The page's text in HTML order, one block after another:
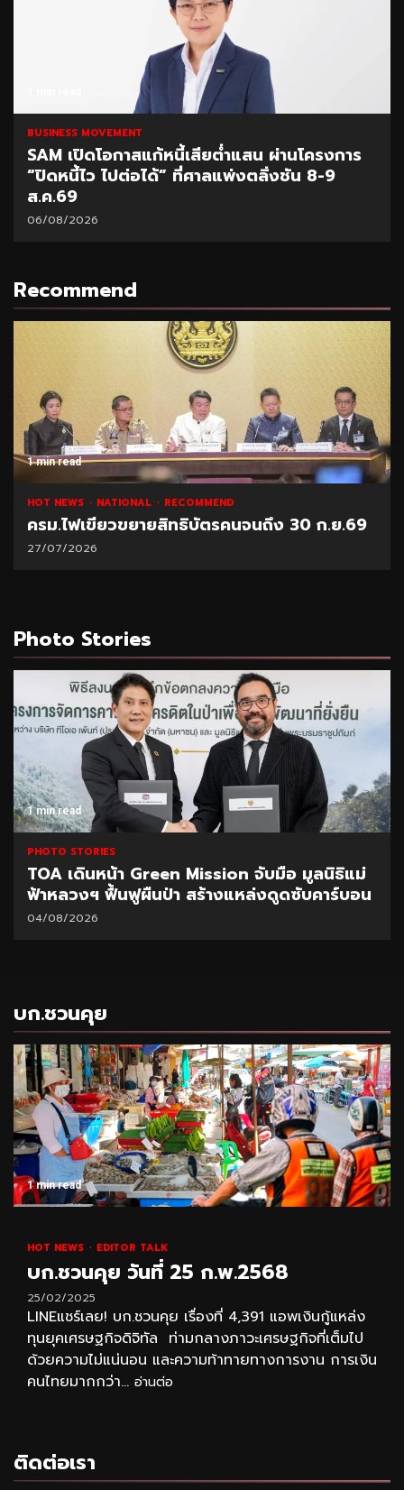
าร
1 min read
BUSINESS MOVEMENT
SCB Academy ร่วมเวทีมนุษย์ต่างวัย
2026 แชร์ผลสำเร็จ Smart Retiree
Recommend
ก.ย.69
1 min read
NATIONAL HOT NEWS
“พาณิชย์” โชว์ยอดส่งออกทุเรียน 1
Photo Stories
Mission จับมือ มูลนิธิแม่
ร้างแหล่งดูดซับคาร์บอน
1 min read
CEO นำทีมผู้บริหาร
มอบนโยบายเร่งบริห
บก.ชวนคุย
1 min read
HOT NEWS EDITOR TALK
บก.ชวนคุย วันที่ 25 ก.พ.2568
25/02/2025
LINEแชร์เลย! บก.ชวนคุย เรื่องที่ 4,391 แอพเงินกู้แหล่ง
ทุนยุคเศรษฐกิจดิจิทัล ท่ามกลางภาวะเศรษฐกิจที่เต็มไป
ด้วยความไม่แน่นอน และความท้าทายทางการงาน การเงิน
คนไทยมากกว่า... อ่านต่อ
ติดต่อเรา